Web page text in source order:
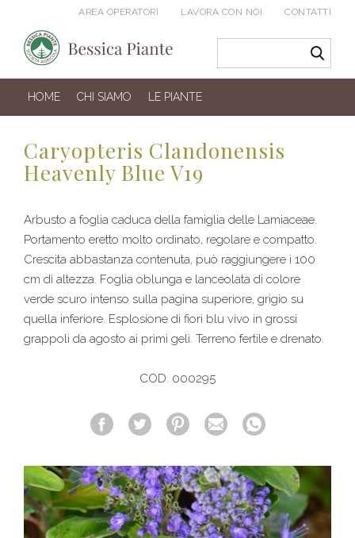
AREA OPERATORI LAVORA CON NOI CONTATTI
HOME CHI SIAMO LE PIANTE
Caryopteris Clandonensis
Heavenly Blue V19
Arbusto a foglia caduca della famiglia delle Lamiaceae.
Portamento eretto molto ordinato, regolare e compatto.
Crescita abbastanza contenuta, può raggiungere i 100
cm di altezza. Foglia oblunga e lanceolata di colore
verde scuro intenso sulla pagina superiore, grigio su
quella inferiore. Esplosione di fiori blu vivo in grossi
grappoli da agosto ai primi geli. Terreno fertile e drenato.
COD. 000295